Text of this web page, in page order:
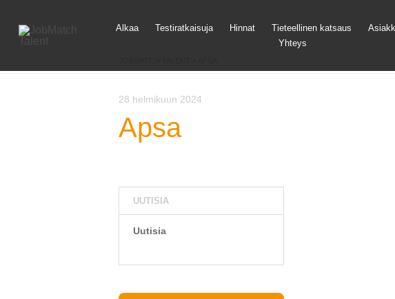
Siirry
Alkaa Testiratkaisuja Hinnat Tieteellinen katsaus
Yhteys
28 helmikuun 2024
Apsa
UUTISIA
Uutisia